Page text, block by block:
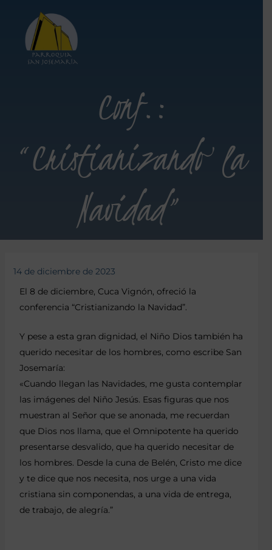
Conf.:
“Cristianizando la
Navidad”
14 de diciembre de 2023
El 8 de diciembre, Cuca Vignón, ofreció la
conferencia “Cristianizando la Navidad”.
Y pese a esta gran dignidad, el Niño Dios también ha
querido necesitar de los hombres, como escribe San
Josemaría:
«Cuando llegan las Navidades, me gusta contemplar
las imágenes del Niño Jesús. Esas figuras que nos
muestran al Señor que se anonada, me recuerdan
que Dios nos llama, que el Omnipotente ha querido
presentarse desvalido, que ha querido necesitar de
los hombres. Desde la cuna de Belén, Cristo me dice
y te dice que nos necesita, nos urge a una vida
cristiana sin componendas, a una vida de entrega,
de trabajo, de alegría.”